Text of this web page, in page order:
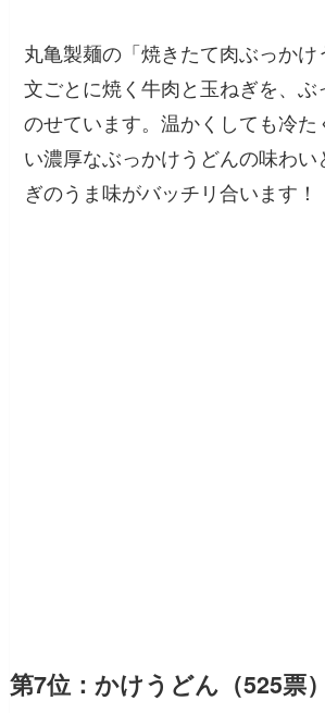
丸亀製麺の「焼きたて肉ぶっかけ
文ごとに焼く牛肉と玉ねぎを、ぶ
のせています。温かくしても冷た
い濃厚なぶっかけうどんの味わい
ぎのうま味がバッチリ合います！
第7位：かけうどん（525票）